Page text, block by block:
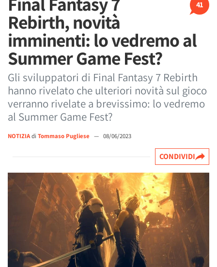
41
Rebirth, novità
imminenti: lo vedremo al
Summer Game Fest?
Gli sviluppatori di Final Fantasy 7 Rebirth
hanno rivelato che ulteriori novità sul gioco
verranno rivelate a brevissimo: lo vedremo
al Summer Game Fest?
NOTIZIAdi Tommaso Pugliese — 08/06/2023
CONDIVIDI